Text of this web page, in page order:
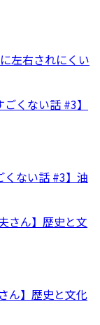
左右されにくい
くない話 #3】油
ん】歴史と文化